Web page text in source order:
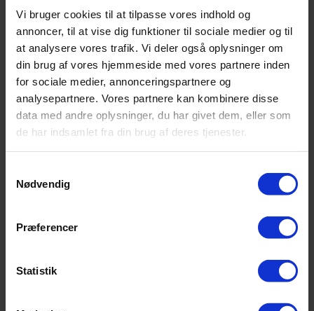
Vi bruger cookies til at tilpasse vores indhold og
annoncer, til at vise dig funktioner til sociale medier og til
at analysere vores trafik. Vi deler også oplysninger om
din brug af vores hjemmeside med vores partnere inden
for sociale medier, annonceringspartnere og
analysepartnere. Vores partnere kan kombinere disse
data med andre oplysninger, du har givet dem, eller som
de har indsamlet fra din brug af deres tjenester.
Nødvendig
Præferencer
Statistik